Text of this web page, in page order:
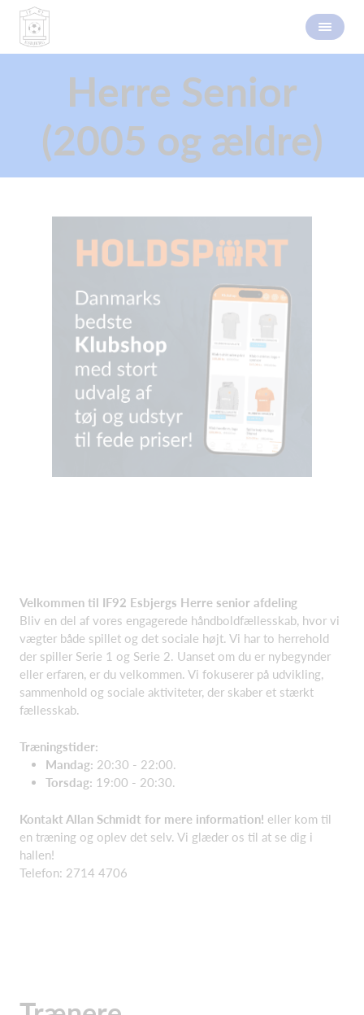
Herre Senior
(2005 og ældre)
Velkommen til IF92 Esbjergs Herre senior afdeling
Bliv en del af vores engagerede håndboldfællesskab, hvor vi
vægter både spillet og det sociale højt. Vi har to herrehold
der spiller Serie 1 og Serie 2. Uanset om du er nybegynder
eller erfaren, er du velkommen. Vi fokuserer på udvikling,
sammenhold og sociale aktiviteter, der skaber et stærkt
fællesskab.
Træningstider:
Mandag: 20:30 - 22:00.
Torsdag: 19:00 - 20:30.
Kontakt Allan Schmidt for mere information! eller kom til
en træning og oplev det selv. Vi glæder os til at se dig i
hallen!
Telefon: 2714 4706